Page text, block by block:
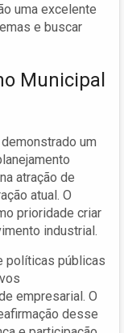
uma excelente
e buscar
Municipal
um
atração de
atual. O
prioridade criar
industrial.
políticas públicas
empresarial. O
desse